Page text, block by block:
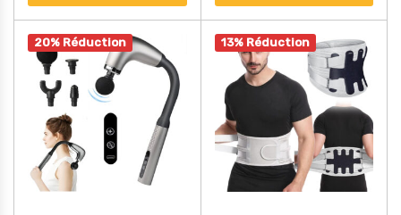
20% Réduction 13% Réduction